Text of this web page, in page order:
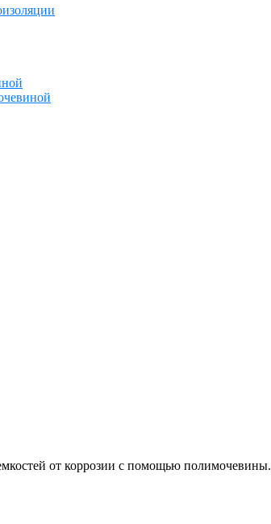
от коррозии с помощью полимочевины.